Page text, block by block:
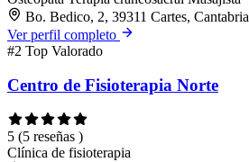
Bo. Bedico, 2, 39311 Cartes, Cantabria
Ver perfil completo
#2 Top Valorado
Centro de Fisioterapia Norte
5 (5 reseñas )
Clínica de fisioterapia